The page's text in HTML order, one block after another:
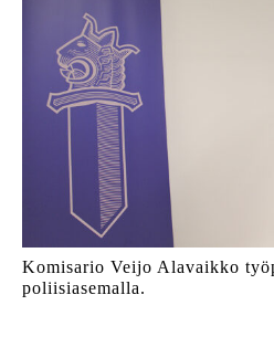
Komisario Veijo Alavaikko
poliisiasemalla.